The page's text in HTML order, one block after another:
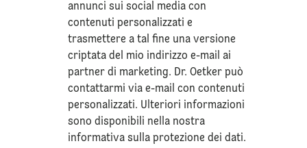
annunci sui social media con
contenuti personalizzati e
trasmettere a tal fine una versione
criptata del mio indirizzo e-mail ai
partner di marketing. Dr. Oetker può
contattarmi via e-mail con contenuti
personalizzati. Ulteriori informazioni
sono disponibili nella nostra
informativa sullaprotezione dei dati.